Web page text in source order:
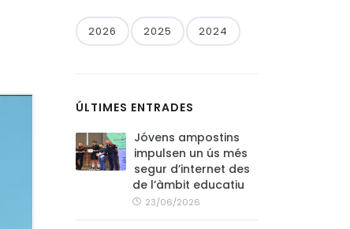
2026 2025 2024
ÚLTIMES ENTRADES
Jóvens ampostins
impulsen un ús més
segur d’internet des
de l’àmbit educatiu
23/06/2026